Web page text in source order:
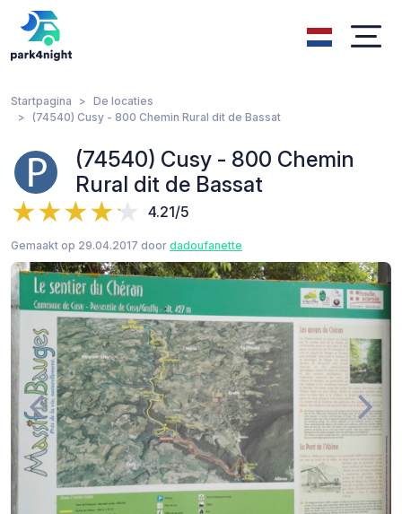
Startpagina
De locaties
(74540) Cusy - 800 Chemin Rural dit de Bassat
(74540) Cusy - 800 Chemin
Rural dit de Bassat
4.21/5
Gemaakt op 29.04.2017 door dadoufanette